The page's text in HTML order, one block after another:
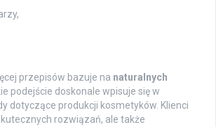
przepisów bazuje na naturalnych
podejście doskonale wpisuje się w
dotyczące produkcji kosmetyków. Klienci
rozwiązań, ale także